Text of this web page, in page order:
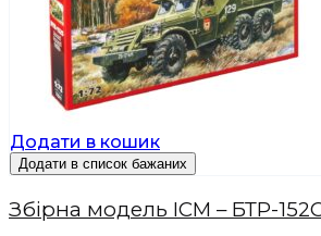
Додати в кошик
Додати в список бажаних
Збірна модель ICM – БТР-